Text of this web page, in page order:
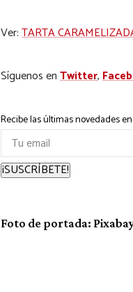
Ver:TARTA
Síguenos enTwitter,
Recibe las últimas novedades
¡SUSCRÍBETE!
Foto de portada: